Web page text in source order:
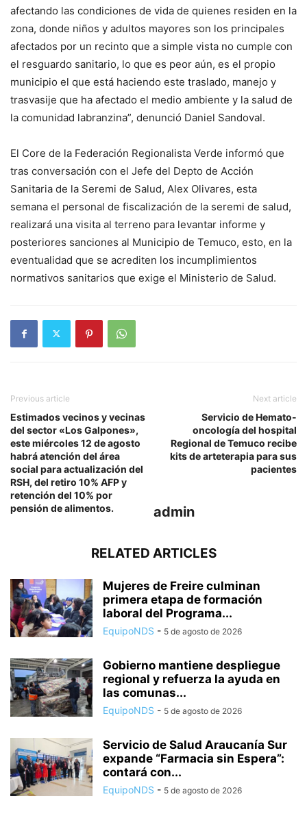
afectando las condiciones de vida de quienes residen en la
zona, donde niños y adultos mayores son los principales
afectados por un recinto que a simple vista no cumple con
el resguardo sanitario, lo que es peor aún, es el propio
municipio el que está haciendo este traslado, manejo y
trasvasije que ha afectado el medio ambiente y la salud de
la comunidad labranzina”, denunció Daniel Sandoval.
El Core de la Federación Regionalista Verde informó que
tras conversación con el Jefe del Depto de Acción
Sanitaria de la Seremi de Salud, Alex Olivares, esta
semana el personal de fiscalización de la seremi de salud,
realizará una visita al terreno para levantar informe y
posteriores sanciones al Municipio de Temuco, esto, en la
eventualidad que se acrediten los incumplimientos
normativos sanitarios que exige el Ministerio de Salud.
Previous article
Estimados vecinos y vecinas
del sector «Los Galpones»,
este miércoles 12 de agosto
habrá atención del área
social para actualización del
RSH, del retiro 10% AFP y
retención del 10% por
pensión de alimentos.
Next article
Servicio de Hemato-
oncología del hospital
Regional de Temuco recibe
kits de arteterapia para sus
pacientes
admin
RELATED ARTICLES
Mujeres de Freire culminan
primera etapa de formación
laboral del Programa...
EquipoNDS - 5 de agosto de 2026
Gobierno mantiene despliegue
regional y refuerza la ayuda en
las comunas...
EquipoNDS - 5 de agosto de 2026
Servicio de Salud Araucanía Sur
expande “Farmacia sin Espera”:
contará con...
EquipoNDS - 5 de agosto de 2026